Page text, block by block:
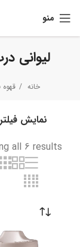
منو
لیوانی
خانه
نمایش فیلتر
all 6 results